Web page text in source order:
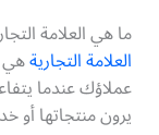
ما هي العلامة
العلامة التجاريةهي
عملاؤك عندما
يرون منتجاتها أو